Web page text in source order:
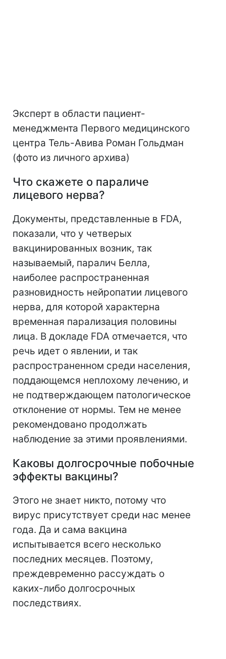
Эксперт в области пациент-
менеджмента Первого медицинского
центра Тель-Авива Роман Гольдман
(фото из личного архива)
Что скажете о параличе
лицевого нерва?
Документы, представленные в FDA,
показали, что у четверых
вакцинированных возник, так
называемый, паралич Белла,
наиболее распространенная
разновидность нейропатии лицевого
нерва, для которой характерна
временная парализация половины
лица. В докладе FDA отмечается, что
речь идет о явлении, и так
распространенном среди населения,
поддающемся неплохому лечению, и
не подтверждающем патологическое
отклонение от нормы. Тем не менее
рекомендовано продолжать
наблюдение за этими проявлениями.
Каковы долгосрочные побочные
эффекты вакцины?
Этого не знает никто, потому что
вирус присутствует среди нас менее
года. Да и сама вакцина
испытывается всего несколько
последних месяцев. Поэтому,
преждевременно рассуждать о
каких-либо долгосрочных
последствиях.